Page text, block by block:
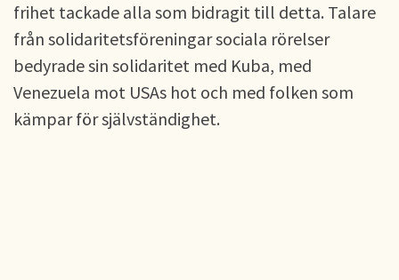
frihet tackade alla som bidragit till detta. Talare
från solidaritetsföreningar sociala rörelser
bedyrade sin solidaritet med Kuba, med
Venezuela mot USAs hot och med folken som
kämpar för självständighet.